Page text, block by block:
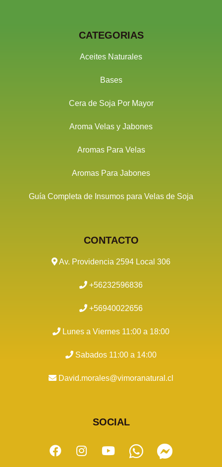
CATEGORIAS
Aceites Naturales
Bases
Cera de Soja Por Mayor
Aroma Velas y Jabones
Aromas Para Velas
Aromas Para Jabones
Guía Completa de Insumos para Velas de Soja
CONTACTO
Av. Providencia 2594 Local 306
+56232596836
+56940022656
Lunes a Viernes 11:00 a 18:00
Sabados 11:00 a 14:00
David.morales@vimoranatural.cl
SOCIAL